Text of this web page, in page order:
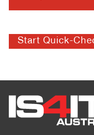
Start Quick-